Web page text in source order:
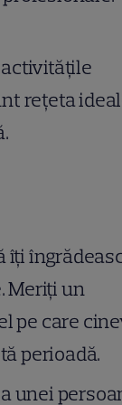
rețeta
îți
Meriți un
pe care
perioadă.
unei